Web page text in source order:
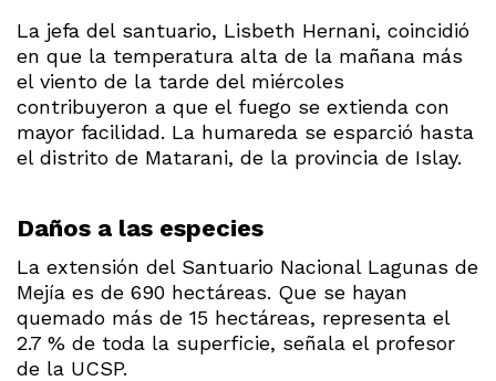
La jefa del santuario, Lisbeth Hernani, coincidió
en que la temperatura alta de la mañana más
el viento de la tarde del miércoles
contribuyeron a que el fuego se extienda con
mayor facilidad. La humareda se esparció hasta
el distrito de Matarani, de la provincia de Islay.
Daños a las especies
La extensión del Santuario Nacional Lagunas de
Mejía es de 690 hectáreas. Que se hayan
quemado más de 15 hectáreas, representa el
2.7 % de toda la superficie, señala el profesor
de la UCSP.